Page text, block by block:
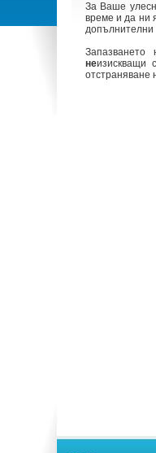
За Ваше
време и да ни
допълнителни
неизискващи
отстраняване